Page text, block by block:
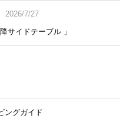
。
2026/7/27
サイドテーブル 」
ングガイド